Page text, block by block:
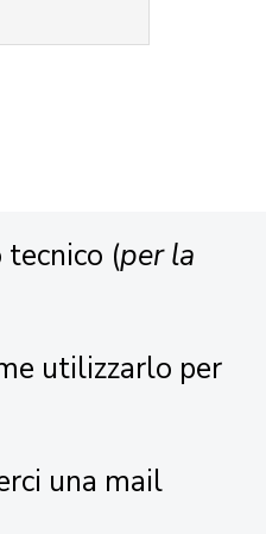
(per la
utilizzarlo per
una mail